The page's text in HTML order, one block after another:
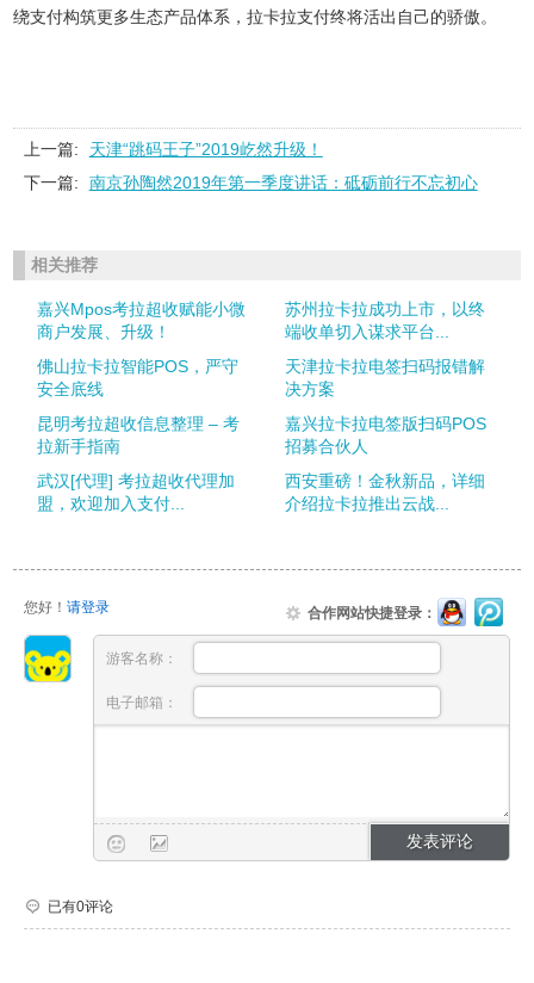
绕支付构筑更多生态产品体系，拉卡拉支付终将活出自己的骄傲。
上一篇:
天津“跳码王子”2019屹然升级！
下一篇:
南京孙陶然2019年第一季度讲话：砥砺前行不忘初心
相关推荐
嘉兴Mpos考拉超收赋能小微
商户发展、升级！
苏州拉卡拉成功上市，以终
端收单切入谋求平台...
佛山拉卡拉智能POS，严守
安全底线
天津拉卡拉电签扫码报错解
决方案
昆明考拉超收信息整理 – 考
拉新手指南
嘉兴拉卡拉电签版扫码POS
招募合伙人
武汉[代理] 考拉超收代理加
盟，欢迎加入支付...
西安重磅！金秋新品，详细
介绍拉卡拉推出云战...
您好！ 请登录 合作网站快捷登录：
游客名称：
电子邮箱：
已有0评论